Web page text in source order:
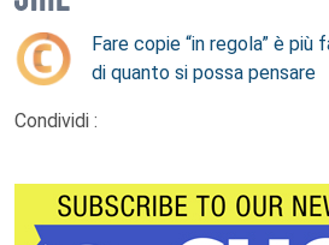
Fare copie “in regola” è più
di quanto si possa pensare
Condividi :